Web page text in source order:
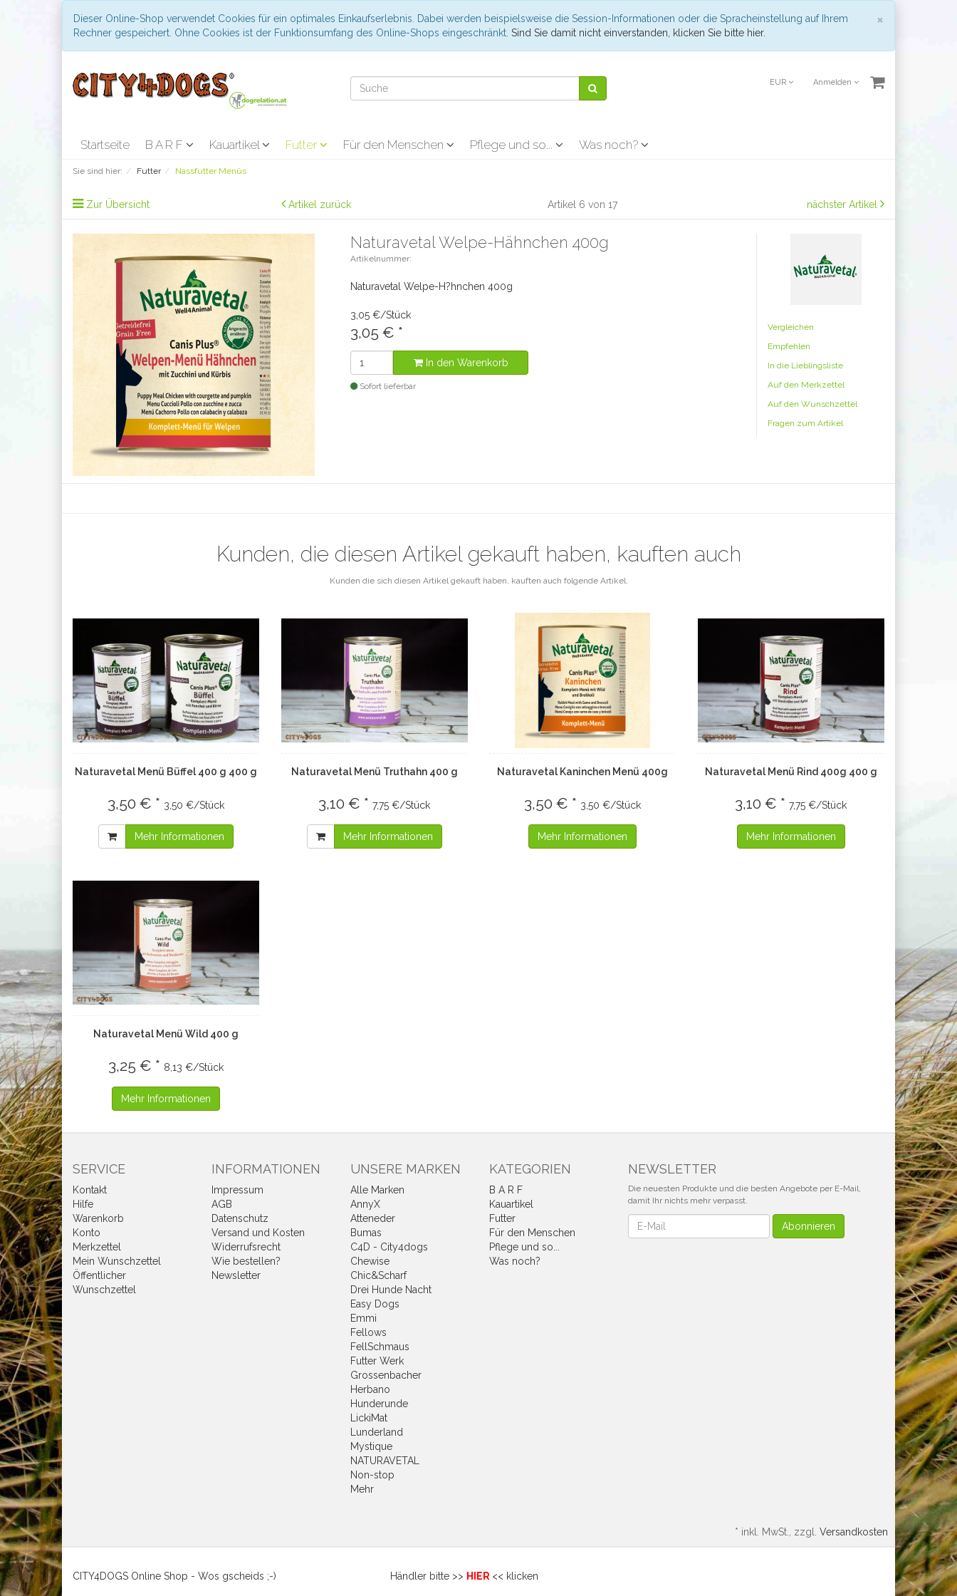
×
Dieser Online-Shop verwendet Cookies für ein optimales Einkaufserlebnis. Dabei werden beispielsweise die Session-Informationen oder die Spracheinstellung auf Ihrem
Rechner gespeichert. Ohne Cookies ist der Funktionsumfang des Online-Shops eingeschränkt. Sind Sie damit nicht einverstanden, klicken Sie bitte hier.
EUR Anmelden
Startseite B A R F Kauartikel Futter Für den Menschen Pflege und so... Was noch?
Sie sind hier: Futter Nassfutter Menüs
Zur Übersicht Artikel zurück Artikel 6 von 17 nächster Artikel
Naturavetal Welpe-Hähnchen 400g
Artikelnummer:
Naturavetal Welpe-H?hnchen 400g
3,05 €/Stück
3,05 € *
In den Warenkorb
Sofort lieferbar
Vergleichen
Empfehlen
In die Lieblingsliste
Auf den Merkzettel
Auf den Wunschzettel
Fragen zum Artikel
Kunden, die diesen Artikel gekauft haben, kauften auch
Kunden die sich diesen Artikel gekauft haben, kauften auch folgende Artikel.
Naturavetal Menü Büffel 400 g 400 g
3,50 € * 3,50 €/Stück
Mehr Informationen
Naturavetal Menü Truthahn 400 g
3,10 € *7,75 €/Stück
Mehr Informationen
Naturavetal Kaninchen Menü 400g
3,50 € * 3,50 €/Stück
Mehr Informationen
Naturavetal Menü Rind 400g 400 g
3,10 € *7,75 €/Stück
Mehr Informationen
Naturavetal Menü Wild 400 g
3,25 € * 8,13 €/Stück
Mehr Informationen
SERVICE
Kontakt
Hilfe
Warenkorb
Konto
Merkzettel
Mein Wunschzettel
Öffentlicher
Wunschzettel
INFORMATIONEN
Impressum
AGB
Datenschutz
Versand und Kosten
Widerrufsrecht
Wie bestellen?
Newsletter
UNSERE MARKEN
Alle Marken
AnnyX
Atteneder
Bumas
C4D - City4dogs
Chewise
Chic&Scharf
Drei Hunde Nacht
Easy Dogs
Emmi
Fellows
FellSchmaus
Futter Werk
Grossenbacher
Herbano
Hunderunde
LickiMat
Lunderland
Mystique
NATURAVETAL
Non-stop
Mehr
KATEGORIEN
B A R F
Kauartikel
Futter
Für den Menschen
Pflege und so...
Was noch?
NEWSLETTER
Die neuesten Produkte und die besten Angebote per E-Mail,
damit Ihr nichts mehr verpasst.
Newsletter Abonnieren
* inkl. MwSt., zzgl. Versandkosten
CITY4DOGS Online Shop - Wos gscheids ;-) Händler bitte >> HIER << klicken